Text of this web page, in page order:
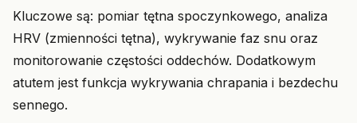
Kluczowe są: pomiar tętna spoczynkowego, analiza
HRV (zmienności tętna), wykrywanie faz snu oraz
monitorowanie częstości oddechów. Dodatkowym
atutem jest funkcja wykrywania chrapania i bezdechu
sennego.